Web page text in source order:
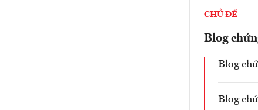
CHỦ ĐỀ
Blog
Blog
Blog